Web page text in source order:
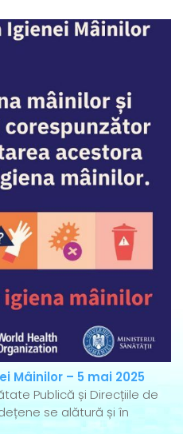
Mâinilor – 5 mai 2025
Publică și Direcțiile de
se alătură și în